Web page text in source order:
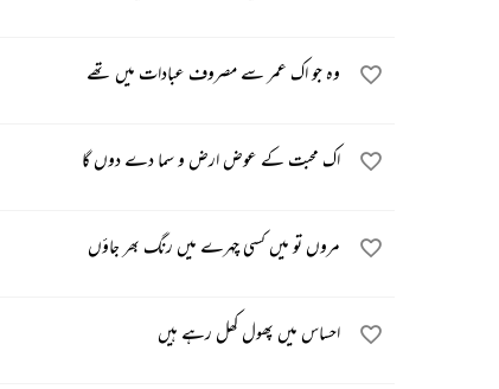
وہ جو اک عمر سے مصروف عبادات میں تھے
اک محبت کے عوض ارض و سما دے دوں گا
مروں تو میں کسی چہرے میں رنگ بھر جاؤں
احساس میں پھول کھل رہے ہیں